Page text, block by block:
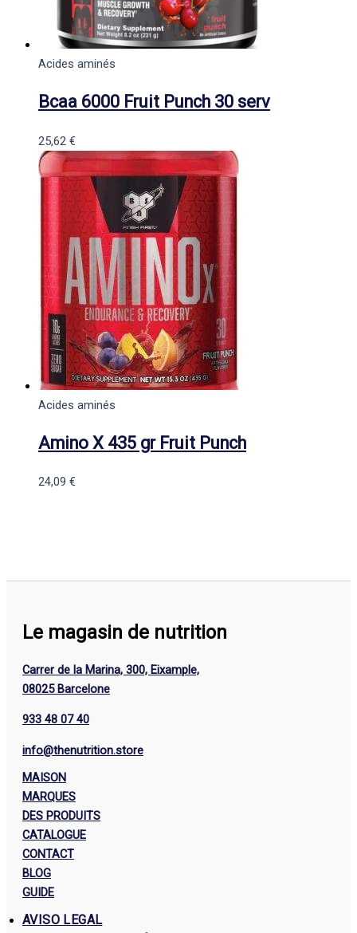
Acides aminés
Bcaa 6000 Fruit Punch 30 serv
25,62 €
Acides aminés
Amino X 435 gr Fruit Punch
24,09 €
Le magasin de nutrition
Carrer de la Marina, 300, Eixample,
08025 Barcelone
933 48 07 40
info@thenutrition.store
MAISON
MARQUES
DES PRODUITS
CATALOGUE
CONTACT
BLOG
GUIDE
AVISO LEGAL